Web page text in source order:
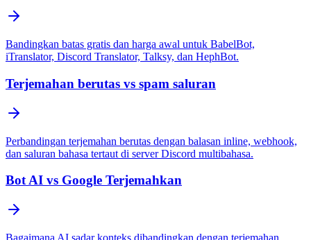
Bandingkan batas gratis dan harga awal untuk BabelBot,
iTranslator, Discord Translator, Talksy, dan HephBot.
Terjemahan berutas vs spam saluran
Perbandingan terjemahan berutas dengan balasan inline, webhook,
dan saluran bahasa tertaut di server Discord multibahasa.
Bot AI vs Google Terjemahkan
Bagaimana AI sadar konteks dibandingkan dengan terjemahan